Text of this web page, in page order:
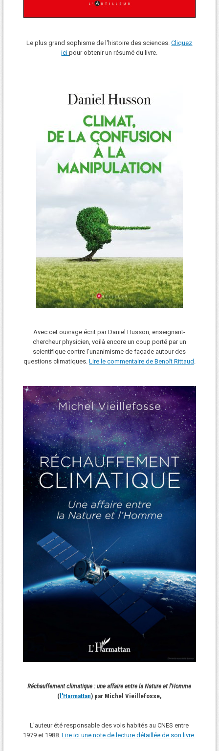
Le plus grand sophisme de l'histoire des sciences.Cliquez
icipour obtenir un résumé du livre.
Avec cet ouvrage écrit par Daniel Husson, enseignant-
chercheur physicien, voilà encore un coup porté par un
scientifique contre l’unanimisme de façade autour des
questions climatiques. Lire le commentaire de Benoît Rittaud
Réchauffement climatique : une affaire entre la Nature et l'Homme
(l'Harmattan) par Michel Vieillefosse,
L'auteur été responsable des vols habités au CNES entre
1979 et 1988.Lire ici une note de lecture détaillée de son livre